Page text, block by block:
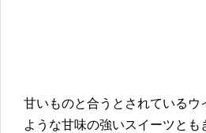
甘いものと合うとされている
ような甘味の強いスイーツと